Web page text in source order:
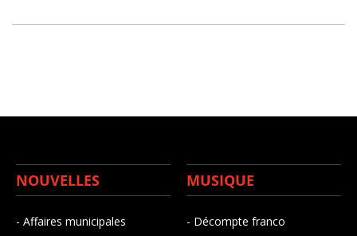
NOUVELLES
- Affaires municipales
MUSIQUE
- Décompte franco